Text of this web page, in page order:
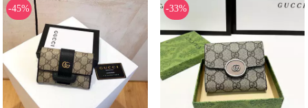
-45% -33%